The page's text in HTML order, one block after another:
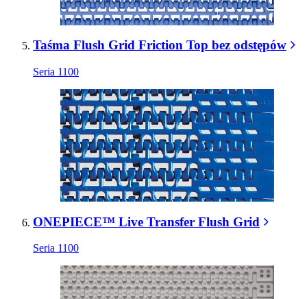
Taśma Flush Grid Friction Top bez odstępów
Seria 1100
ONEPIECE™ Live Transfer Flush Grid
Seria 1100